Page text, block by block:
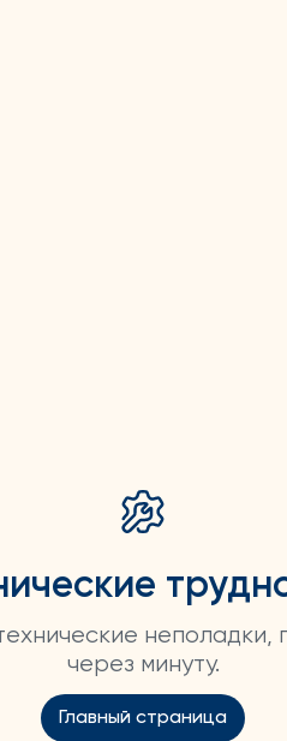
через минуту.
Главный страница